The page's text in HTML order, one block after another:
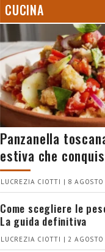
CUCINA
Panzanella
estiva che
LUCREZIA CIOTTI | 8
Come scegliere le
La guida definitiva
LUCREZIA CIOTTI | 2